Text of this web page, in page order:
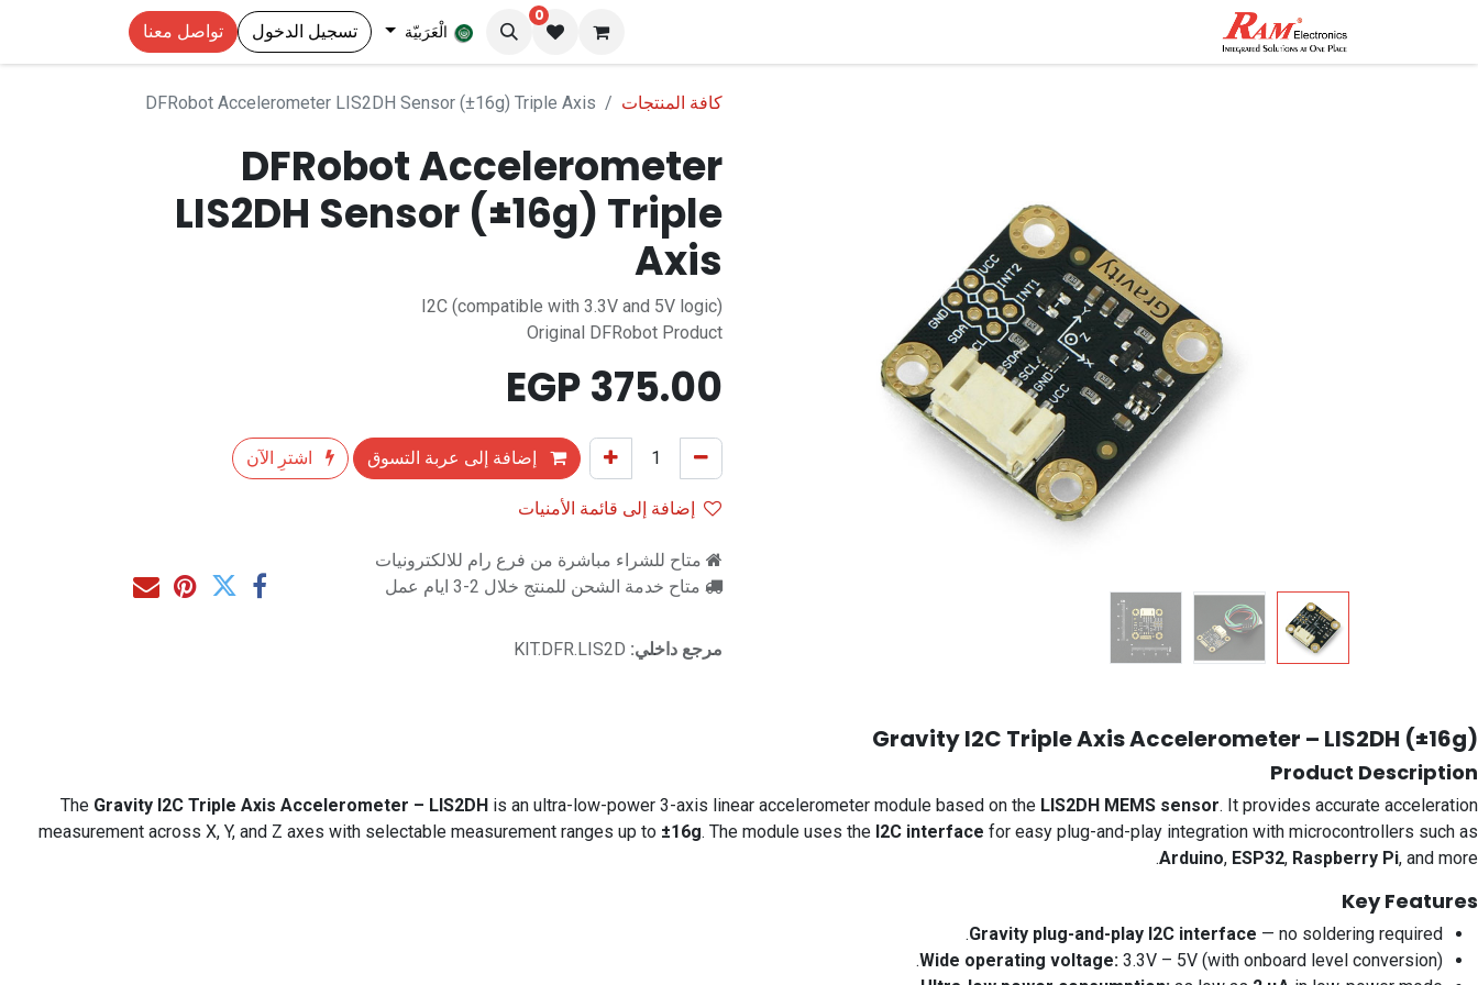
0
الْعَرَبيّة تسجيل الدخول تواصل معنا
كافة المنتجات DFRobot Accelerometer LIS2DH Sensor (±16g) Triple Axis
DFRobot Accelerometer
LIS2DH Sensor (±16g) Triple
Axis
I2C (compatible with 3.3V and 5V logic)
Original DFRobot Product
375.00
إضافة إلى عربة التسوق
اشترِ الآن
إضافة إلى قائمة الأمنيات
متاح للشراء مباشرة من فرع رام للالكترونيات
متاح خدمة الشحن للمنتج خلال 2-3 ايام عمل
مرجع داخلي: KIT.DFR.LIS2D
Gravity I2C Triple Axis Accelerometer – LIS2DH (±16g)
Product Description
The Gravity I2C Triple Axis Accelerometer – LIS2DH is an ultra-low-power 3-axis linear accelerometer module based on the LIS2DH MEMS sensor. It provides accurate acceleration
measurement across X, Y, and Z axes with selectable measurement ranges up to ±16g. The module uses the I2C interface for easy plug-and-play integration with microcontrollers such as
Arduino, ESP32, Raspberry Pi, and more.
Key Features
Gravity plug-and-play I2C interface — no soldering required.
Wide operating voltage: 3.3V – 5V (with onboard level conversion).